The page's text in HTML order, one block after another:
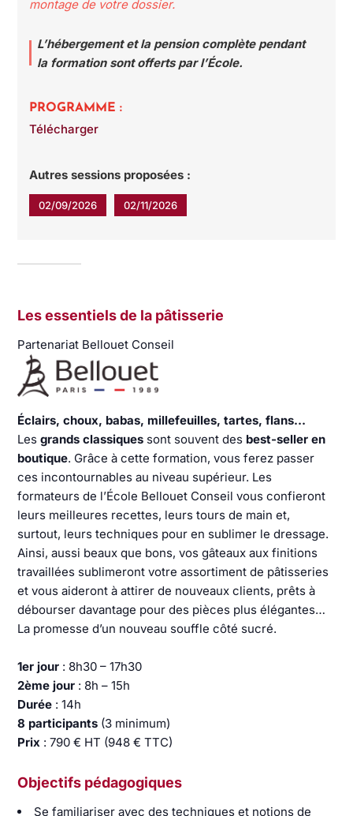
montage de votre dossier.
L’hébergement et la pension complète pendant
la formation sont offerts par l’École.
PROGRAMME :
Télécharger
Autres sessions proposées :
02/09/2026 02/11/2026
Les essentiels de la pâtisserie
Partenariat Bellouet Conseil
Éclairs, choux, babas, millefeuilles, tartes, flans…
Lesgrands classiques sont souvent des best-seller en
boutique. Grâce à cette formation, vous ferez passer
ces incontournables au niveau supérieur. Les
formateurs de l’École Bellouet Conseil vous confieront
leurs meilleures recettes, leurs tours de main et,
surtout, leurs techniques pour en sublimer le dressage.
Ainsi, aussi beaux que bons, vos gâteaux aux finitions
travaillées sublimeront votre assortiment de pâtisseries
et vous aideront à attirer de nouveaux clients, prêts à
débourser davantage pour des pièces plus élégantes…
La promesse d’un nouveau souffle côté sucré.
1er jour : 8h30 – 17h30
2ème jour : 8h – 15h
Durée : 14h
8 participants (3 minimum)
Prix : 790 € HT (948 € TTC)
Objectifs pédagogiques
Se familiariser avec des techniques et notions de